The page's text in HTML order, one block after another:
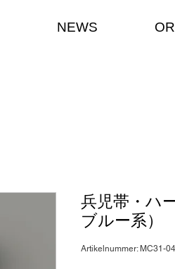
NEWS
兵児帯・ハ
ブルー系）
Artikelnummer: MC31-